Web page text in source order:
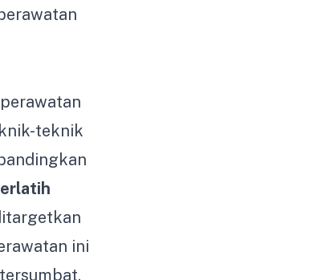
teknik
ini